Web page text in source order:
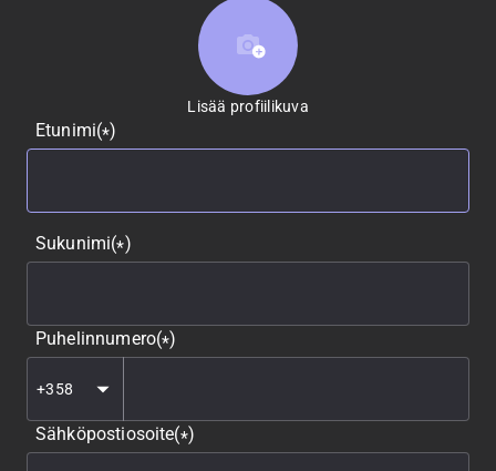
Lisää profiilikuva
Lisää profiilikuva
Etunimi(*)
Sukunimi(*)
Puhelinnumero(*)
Sähköpostiosoite(*)